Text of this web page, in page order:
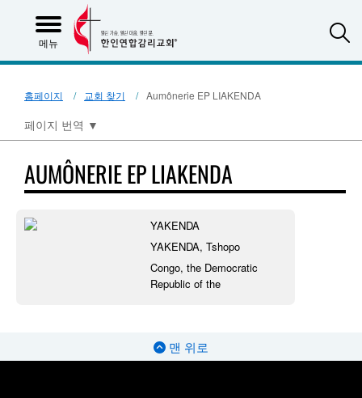
메뉴
홈페이지 교회 찾기 Aumônerie EP LIAKENDA
페이지 번역 ▼
AUMÔNERIE EP LIAKENDA
YAKENDA
YAKENDA, Tshopo
Congo, the Democratic
Republic of the
맨 위로